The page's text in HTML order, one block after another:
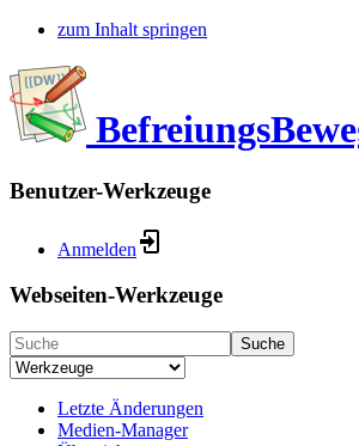
zum Inhalt springen
Benutzer-Werkzeuge
Anmelden
Webseiten-Werkzeuge
Suche
Letzte Änderungen
Medien-Manager